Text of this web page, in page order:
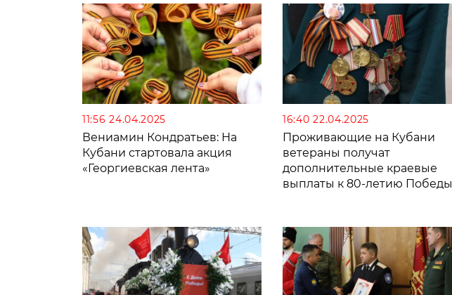
11:56 24.04.2025
Вениамин Кондратьев: На
Кубани стартовала акция
«Георгиевская лента»
16:40 22.04.2025
Проживающие на Кубани
ветераны получат
дополнительные краевые
выплаты к 80-летию Победы